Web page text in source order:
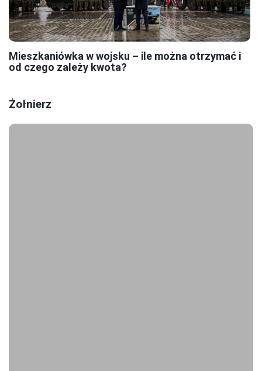
Mieszkaniówka w wojsku – ile można otrzymać i
od czego zależy kwota?
Żołnierz